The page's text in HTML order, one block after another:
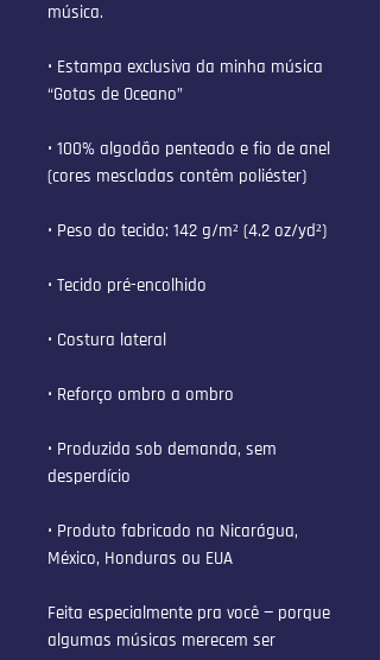
música.
• Estampa exclusiva da minha música
“Gotas de Oceano”
• 100% algodão penteado e fio de anel
(cores mescladas contêm poliéster)
• Peso do tecido: 142 g/m² (4.2 oz/yd²)
• Tecido pré-encolhido
• Costura lateral
• Reforço ombro a ombro
• Produzida sob demanda, sem
desperdício
• Produto fabricado na Nicarágua,
México, Honduras ou EUA
Feita especialmente pra você — porque
algumas músicas merecem ser